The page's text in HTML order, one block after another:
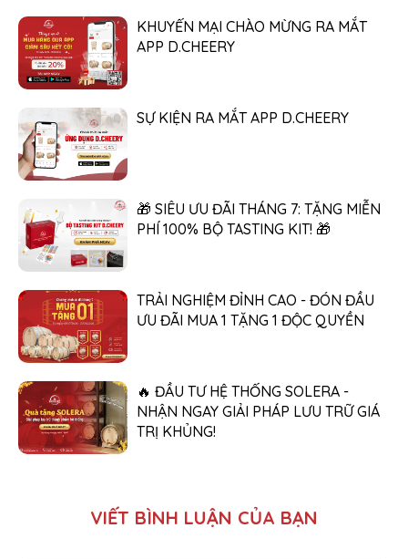
KHUYẾN MẠI CHÀO MỪNG RA MẮT
APP D.CHEERY
SỰ KIỆN RA MẮT APP D.CHEERY
🎁 SIÊU ƯU ĐÃI THÁNG 7: TẶNG MIỄN
PHÍ 100% BỘ TASTING KIT! 🎁
TRẢI NGHIỆM ĐỈNH CAO - ĐÓN ĐẦU
ƯU ĐÃI MUA 1 TẶNG 1 ĐỘC QUYỀN
🔥 ĐẦU TƯ HỆ THỐNG SOLERA -
NHẬN NGAY GIẢI PHÁP LƯU TRỮ GIÁ
TRỊ KHỦNG!
VIẾT BÌNH LUẬN CỦA BẠN